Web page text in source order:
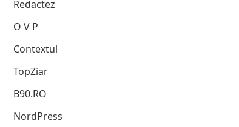
Redactez
O V P
Contextul
TopZiar
B90.RO
NordPress